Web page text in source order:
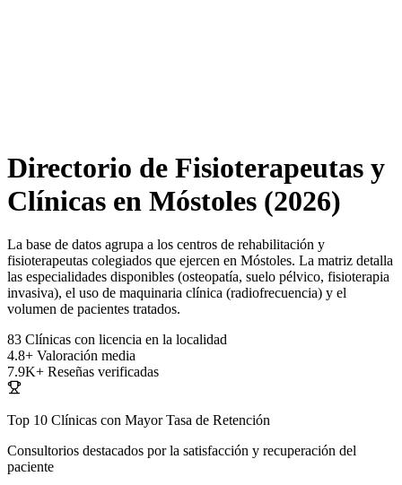
Directorio de Fisioterapeutas y
Clínicas en Móstoles (2026)
La base de datos agrupa a los centros de rehabilitación y
fisioterapeutas colegiados que ejercen en Móstoles. La matriz detalla
las especialidades disponibles (osteopatía, suelo pélvico, fisioterapia
invasiva), el uso de maquinaria clínica (radiofrecuencia) y el
volumen de pacientes tratados.
83 Clínicas con licencia en la localidad
4.8+ Valoración media
7.9K+ Reseñas verificadas
Top 10 Clínicas con Mayor Tasa de Retención
Consultorios destacados por la satisfacción y recuperación del
paciente